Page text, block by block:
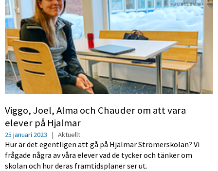
Viggo, Joel, Alma och Chauder om att vara
elever på Hjalmar
25 januari 2023 | Aktuellt
Hur är det egentligen att gå på Hjalmar Strömerskolan? Vi
frågade några av våra elever vad de tycker och tänker om
skolan och hur deras framtidsplaner ser ut.